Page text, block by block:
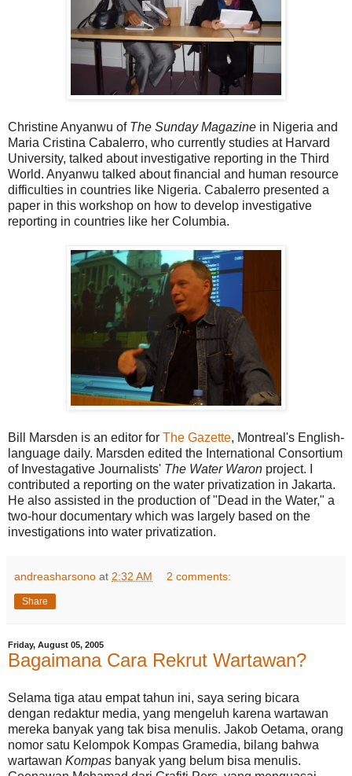
Christine Anyanwu of The Sunday Magazine in Nigeria and
Maria Cristina Cabalerro, who currently studies at Harvard
University, talked about investigative reporting in the Third
World. Anyanwu talked about financial and human resource
difficulties in countries like Nigeria. Cabalerro presented a
paper in this workshop on how to develop investigative
reporting in countries like her Columbia.
Bill Marsden is an editor for The Gazette, Montreal's English-
language daily. Marsden edited the International Consortium
of Investagative Journalists' The Water Waron project. I
contributed a reporting on the water privatization in Jakarta.
He also assisted in the production of "Dead in the Water," a
two-hour documentary which was largely based on the
investigations into water privatization.
andreasharsono at 2:32 AM 2 comments:
Share
Friday, August 05, 2005
Bagaimana Cara Rekrut Wartawan?
Selama tiga atau empat tahun ini, saya sering bicara
dengan redaktur media, yang mengeluh karena wartawan
mereka banyak yang tak bisa menulis. Jakob Oetama, orang
nomor satu Kelompok Kompas Gramedia, bilang bahwa
wartawan Kompas banyak yang belum bisa menulis.